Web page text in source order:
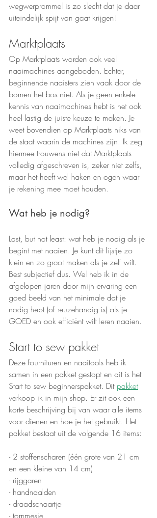
wegwerprommel is zo slecht dat je daar
uiteindelijk spijt van gaat krijgen!
Marktplaats
Op Marktplaats worden ook veel
naaimachines aangeboden. Echter,
beginnende naaisters zien vaak door de
bomen het bos niet. Als je geen enkele
kennis van naaimachines hebt is het ook
heel lastig de juiste keuze te maken. Je
weet bovendien op Marktplaats niks van
de staat waarin de machines zijn. Ik zeg
hiermee trouwens niet dat Marktplaats
volledig afgeschreven is, zeker niet zelfs,
maar het heeft wel haken en ogen waar
je rekening mee moet houden.
Wat heb je nodig?
Last, but not least: wat heb je nodig als je
begint met naaien. Je kunt dit lijstje zo
klein en zo groot maken als je zelf wilt.
Best subjectief dus. Wel heb ik in de
afgelopen jaren door mijn ervaring een
goed beeld van het minimale dat je
nodig hebt (of reuzehandig is) als je
GOED en ook efficiënt wilt leren naaien.
Start to sew pakket
Deze fournituren en naaitools heb ik
samen in een pakket gestopt en dit is het
Start to sew beginnerspakket. Dit pakket
verkoop ik in mijn shop. Er zit ook een
korte beschrijving bij van waar alle items
voor dienen en hoe je het gebruikt. Het
pakket bestaat uit de volgende 16 items:
- 2 stoffenscharen (één grote van 21 cm
en een kleine van 14 cm)
- rijggaren
- handnaalden
- draadschaartje
- tornmesje